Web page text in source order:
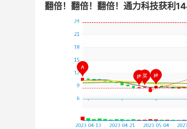
翻倍！翻倍！翻倍！通力科技获利